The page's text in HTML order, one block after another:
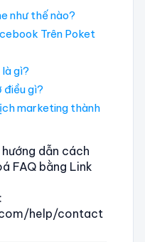
như thế nào?
Trên Poket
gì?
điều gì?
marketing thành
dẫn cách
FAQ bằng Link
help/contact